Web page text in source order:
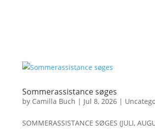
Sommerassistance søges
by Camilla Buch | Jul 8, 2026|
SOMMERASSISTANCE SØGES (JULI,